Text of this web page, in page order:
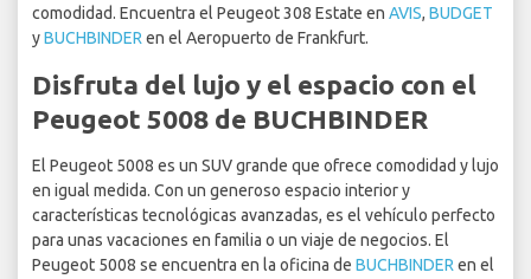
comodidad. Encuentra el Peugeot 308 Estate en AVIS, BUDGET
yBUCHBINDER en el Aeropuerto de Frankfurt.
Disfruta del lujo y el espacio con el
Peugeot 5008 de BUCHBINDER
El Peugeot 5008 es un SUV grande que ofrece comodidad y lujo
en igual medida. Con un generoso espacio interior y
características tecnológicas avanzadas, es el vehículo perfecto
para unas vacaciones en familia o un viaje de negocios. El
Peugeot 5008 se encuentra en la oficina de BUCHBINDER en el